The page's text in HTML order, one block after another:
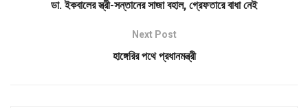
ডা. ইকবালের স্ত্রী-সন্তানের সাজা বহাল, গ্রেফতারে বাধা নেই
Next Post
হাঙ্গেরির পথে প্রধানমন্ত্রী